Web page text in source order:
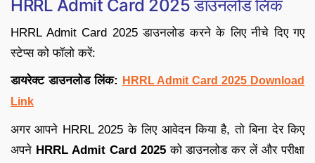
HRRL Admit Card 2025 डाउनलोड लिंक
HRRL Admit Card 2025 डाउनलोड करने के लिए नीचे दिए गए
स्टेप्स को फॉलो करें:
डायरेक्ट डाउनलोड लिंक:
HRRL Admit Card 2025 Download
Link
अगर आपने HRRL 2025 के लिए आवेदन किया है, तो बिना देर किए
अपने HRRL Admit Card 2025को डाउनलोड कर लें और परीक्षा